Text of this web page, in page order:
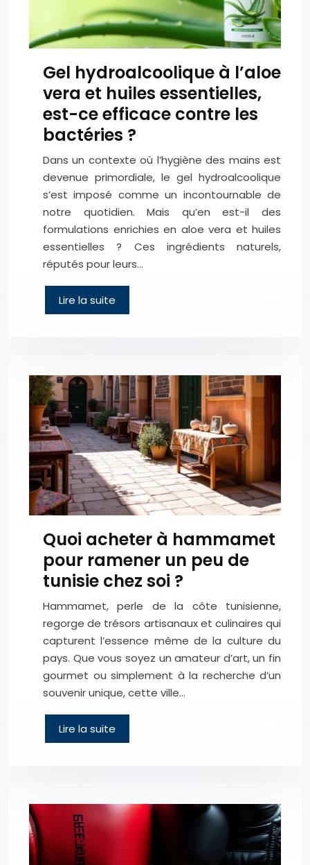
Gel hydroalcoolique à l’aloe
vera et huiles essentielles,
est-ce efficace contre les
bactéries ?
Dans un contexte où l’hygiène des mains est
devenue primordiale, le gel hydroalcoolique
s’est imposé comme un incontournable de
notre quotidien. Mais qu’en est-il des
formulations enrichies en aloe vera et huiles
essentielles ? Ces ingrédients naturels,
réputés pour leurs…
Lire la suite
Quoi acheter à hammamet
pour ramener un peu de
tunisie chez soi ?
Hammamet, perle de la côte tunisienne,
regorge de trésors artisanaux et culinaires qui
capturent l’essence même de la culture du
pays. Que vous soyez un amateur d’art, un fin
gourmet ou simplement à la recherche d’un
souvenir unique, cette ville…
Lire la suite